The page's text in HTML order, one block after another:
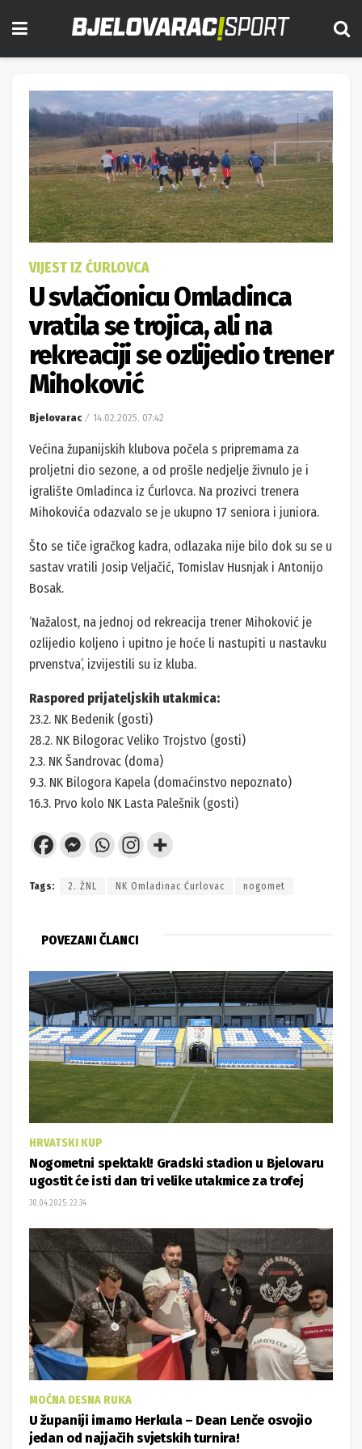
VIJEST IZ ĆURLOVCA
U svlačionicu Omladinca
vratila se trojica, ali na
rekreaciji se ozlijedio trener
Mihoković
Bjelovarac 14.02.2025. 07:42
Većina županijskih klubova počela s pripremama za
proljetni dio sezone, a od prošle nedjelje živnulo je i
igralište Omladinca iz Ćurlovca. Na prozivci trenera
Mihokovića odazvalo se je ukupno 17 seniora i juniora.
Što se tiče igračkog kadra, odlazaka nije bilo dok su se u
sastav vratili Josip Veljačić, Tomislav Husnjak i Antonijo
Bosak.
‘Nažalost, na jednoj od rekreacija trener Mihoković je
ozlijedio koljeno i upitno je hoće li nastupiti u nastavku
prvenstva’, izvijestili su iz kluba.
Raspored prijateljskih utakmica:
23.2. NK Bedenik (gosti)
28.2. NK Bilogorac Veliko Trojstvo (gosti)
2.3. NK Šandrovac (doma)
9.3. NK Bilogora Kapela (domaćinstvo nepoznato)
16.3. Prvo kolo NK Lasta Palešnik (gosti)
Tags: 2. ŽNL NK Omladinac Ćurlovac nogomet
POVEZANI ČLANCI
HRVATSKI KUP
Nogometni spektakl! Gradski stadion u Bjelovaru
ugostit će isti dan tri velike utakmice za trofej
30.04.2025. 22:34
MOĆNA DESNA RUKA
U županiji imamo Herkula – Dean Lenče osvojio
jedan od najjačih svjetskih turnira!